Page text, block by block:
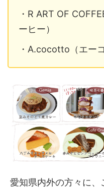
・R ART OF
ーヒー）
・A.cocotto（エー
愛知県内外の方々に、